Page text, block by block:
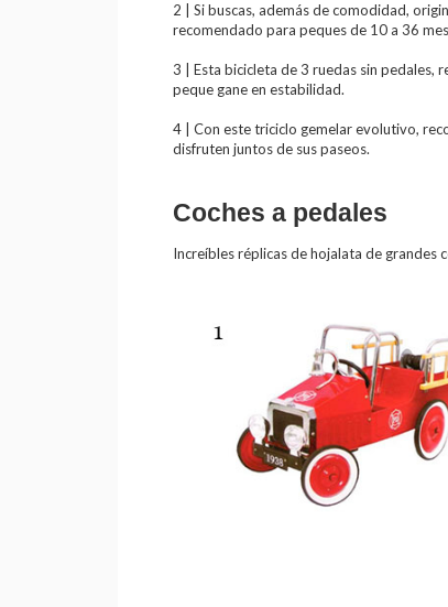
2 | Si buscas, además de comodidad,
recomendado para peques de 10 a 36
3 | Esta bicicleta de 3 ruedas sin pedales,
peque gane en estabilidad.
4 | Con este triciclo gemelar evolutivo,
disfruten juntos de sus paseos.
Coches a pedales
Increíbles réplicas de hojalata de grandes